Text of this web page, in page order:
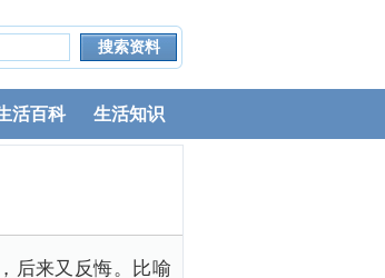
活百科 生活知识
后来又反悔。比喻